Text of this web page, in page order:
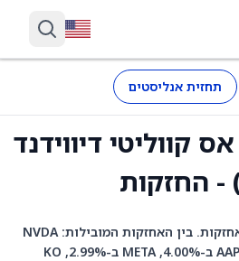
תחזית אנליסטים
קווליטי דיווידנד
DGRW היא קרן סל עם 198 אחזקות. בין האחזקות המובילות: NVDA
ב-8.51%, MSFT ב-7.37%, AAPL ב-4.00%, META ב-2.99%, KO